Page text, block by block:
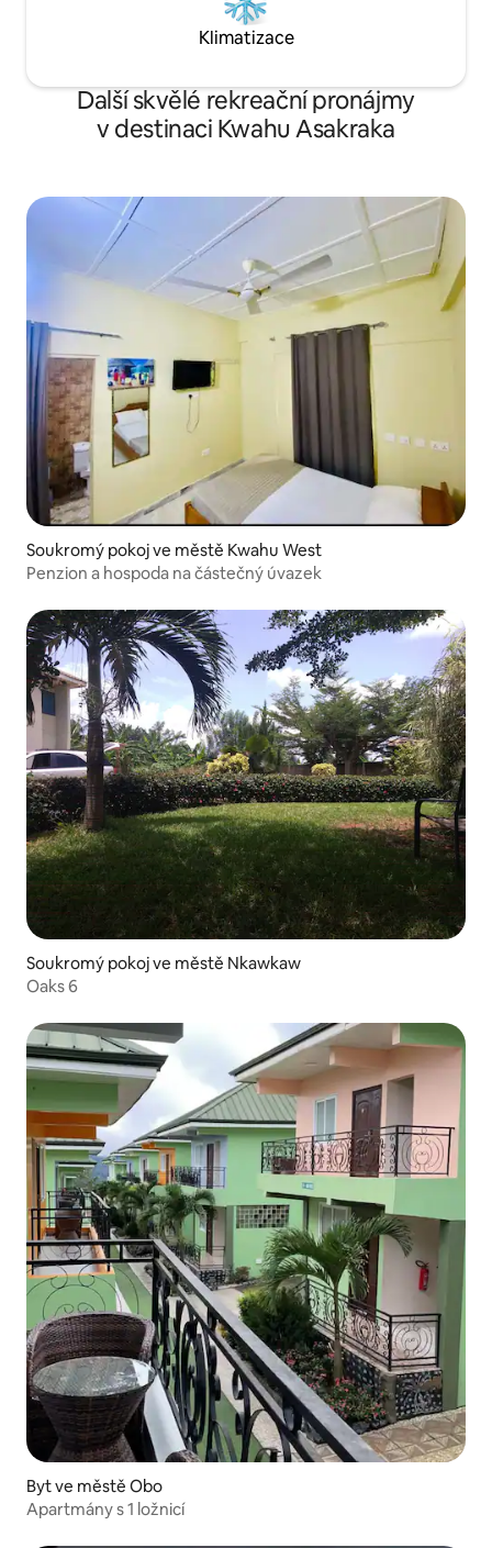
Klimatizace
Další skvělé rekreační pronájmy
v destinaci Kwahu Asakraka
Soukromý pokoj ve městě Kwahu West
Penzion a hospoda na částečný úvazek
Soukromý pokoj ve městě Nkawkaw
Oaks 6
Byt ve městě Obo
Apartmány s 1 ložnicí